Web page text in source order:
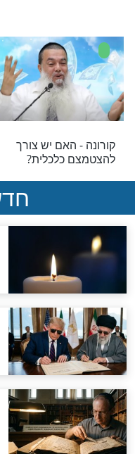
הקורונה: הנחיות
פורים
יוסף שליט’’א
הקורונה
בדק בית